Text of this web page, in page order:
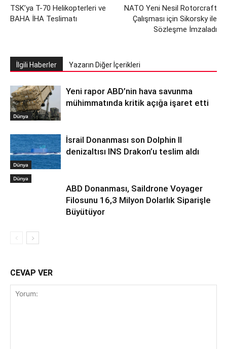
TSK’ya T-70 Helikopterleri ve
BAHA İHA Teslimatı
NATO Yeni Nesil Rotorcraft
Çalışması için Sikorsky ile
Sözleşme İmzaladı
İlgili Haberler Yazarın Diğer İçerikleri
Dünya
Yeni rapor ABD’nin hava savunma
mühimmatında kritik açığa işaret etti
Dünya
İsrail Donanması son Dolphin II
denizaltısı INS Drakon’u teslim aldı
Dünya
ABD Donanması, Saildrone Voyager
Filosunu 16,3 Milyon Dolarlık Siparişle
Büyütüyor
CEVAP VER